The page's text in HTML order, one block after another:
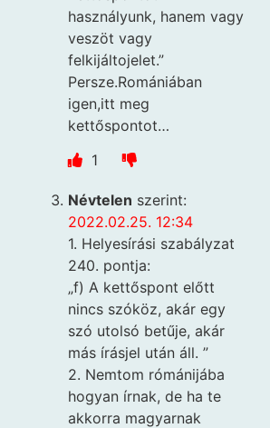
használyunk, hanem vagy
veszöt vagy
felkijáltojelet.”
Persze.Romániában
igen,itt meg
kettőspontot…
1
Névtelen szerint:
2022.02.25. 12:34
1. Helyesírási szabályzat
240. pontja:
„f) A kettőspont előtt
nincs szóköz, akár egy
szó utolsó betűje, akár
más írásjel után áll. ”
2. Nemtom rómánijába
hogyan írnak, de ha te
akkorra magyarnak